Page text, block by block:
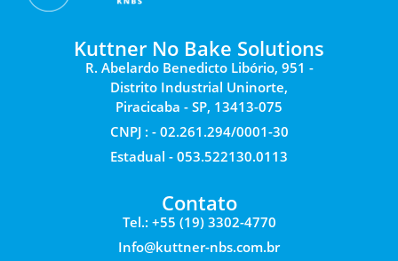
Kuttner No Bake Solutions
R. Abelardo Benedicto Libório, 951 -
Distrito Industrial Uninorte,
Piracicaba - SP, 13413-075
CNPJ : - 02.261.294/0001-30
Estadual - 053.522130.0113
Contato
Tel.: +55 (19) 3302-4770
Info@kuttner-nbs.com.br